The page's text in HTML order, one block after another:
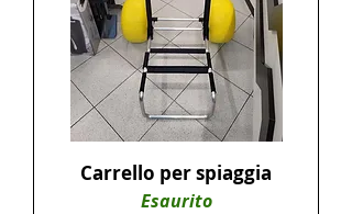
Carrello per spiaggia
Esaurito